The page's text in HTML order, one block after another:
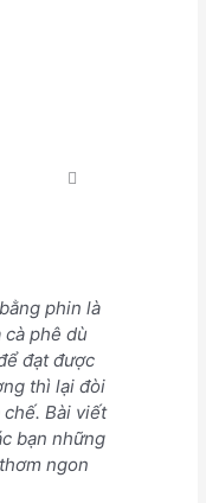
bằng phin là
cà phê dù
đạt được
thì lại đòi
Bài viết
bạn những
ngon